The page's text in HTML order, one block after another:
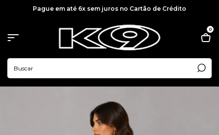
Pague em até 6x sem juros no Cartão de Crédito
0